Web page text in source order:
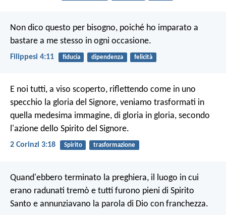
Non dico questo per bisogno, poiché ho imparato a
bastare a me stesso in ogni occasione.
Filippesi 4:11 fiducia dipendenza felicità
E noi tutti, a viso scoperto, riflettendo come in uno
specchio la gloria del Signore, veniamo trasformati in
quella medesima immagine, di gloria in gloria, secondo
l'azione dello Spirito del Signore.
2 Corinzi 3:18 Spirito trasformazione
Quand'ebbero terminato la preghiera, il luogo in cui
erano radunati tremò e tutti furono pieni di Spirito
Santo e annunziavano la parola di Dio con franchezza.